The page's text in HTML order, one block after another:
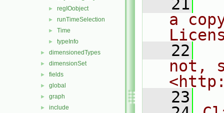
► regIOobject
► runTimeSelection
► Time
► typeInfo
► dimensionedTypes
► dimensionSet
► fields
► global
► graph
► include
   21
a
   22
not,
   23